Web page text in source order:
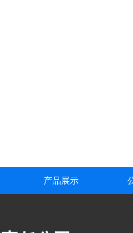
产品展示